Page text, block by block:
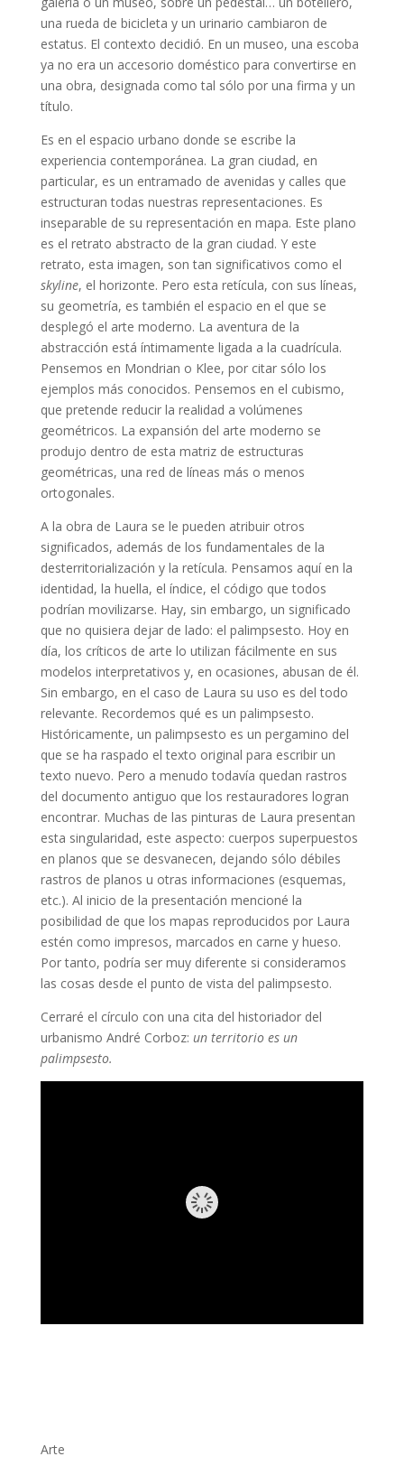
una rueda de bicicleta y un urinario cambiaron de
estatus. El contexto decidió. En un museo, una escoba
ya no era un accesorio doméstico para convertirse en
una obra, designada como tal sólo por una firma y un
título.
Es en el espacio urbano donde se escribe la
experiencia contemporánea. La gran ciudad, en
particular, es un entramado de avenidas y calles que
estructuran todas nuestras representaciones. Es
inseparable de su representación en mapa. Este plano
es el retrato abstracto de la gran ciudad. Y este
retrato, esta imagen, son tan significativos como el
skyline, el horizonte. Pero esta retícula, con sus líneas,
su geometría, es también el espacio en el que se
desplegó el arte moderno. La aventura de la
abstracción está íntimamente ligada a la cuadrícula.
Pensemos en Mondrian o Klee, por citar sólo los
ejemplos más conocidos. Pensemos en el cubismo,
que pretende reducir la realidad a volúmenes
geométricos. La expansión del arte moderno se
produjo dentro de esta matriz de estructuras
geométricas, una red de líneas más o menos
ortogonales.
A la obra de Laura se le pueden atribuir otros
significados, además de los fundamentales de la
desterritorialización y la retícula. Pensamos aquí en la
identidad, la huella, el índice, el código que todos
podrían movilizarse. Hay, sin embargo, un significado
que no quisiera dejar de lado: el palimpsesto. Hoy en
día, los críticos de arte lo utilizan fácilmente en sus
modelos interpretativos y, en ocasiones, abusan de él.
Sin embargo, en el caso de Laura su uso es del todo
relevante. Recordemos qué es un palimpsesto.
Históricamente, un palimpsesto es un pergamino del
que se ha raspado el texto original para escribir un
texto nuevo. Pero a menudo todavía quedan rastros
del documento antiguo que los restauradores logran
encontrar. Muchas de las pinturas de Laura presentan
esta singularidad, este aspecto: cuerpos superpuestos
en planos que se desvanecen, dejando sólo débiles
rastros de planos u otras informaciones (esquemas,
etc.). Al inicio de la presentación mencioné la
posibilidad de que los mapas reproducidos por Laura
estén como impresos, marcados en carne y hueso.
Por tanto, podría ser muy diferente si consideramos
las cosas desde el punto de vista del palimpsesto.
Cerraré el círculo con una cita del historiador del
urbanismo André Corboz: un territorio es un
palimpsesto.
Arte